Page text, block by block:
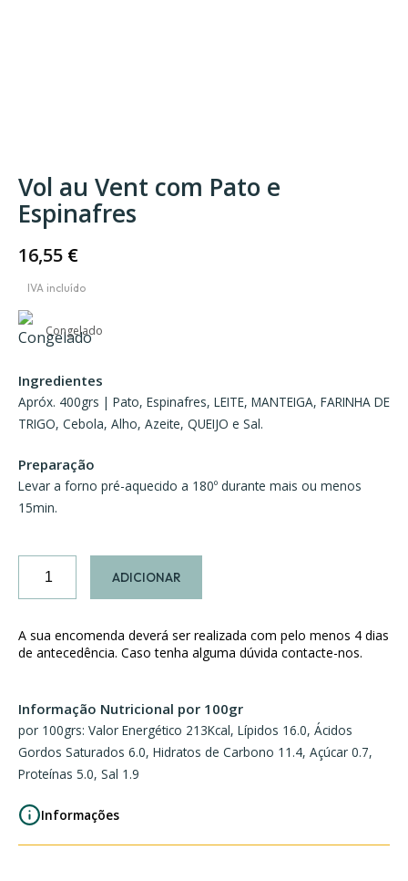
Vol au Vent com Pato e
Espinafres
16,55 €
Congelado
Ingredientes
Apróx. 400grs | Pato, Espinafres, LEITE, MANTEIGA, FARINHA DE
TRIGO, Cebola, Alho, Azeite, QUEIJO e Sal.
Preparação
Levar a forno pré-aquecido a 180º durante mais ou menos
15min.
au
Vent
e
Espinafres
ADICIONAR
A sua encomenda deverá ser realizada com pelo menos 4 dias
de antecedência. Caso tenha alguma dúvida contacte-nos.
Informação Nutricional por 100gr
por 100grs: Valor Energético 213Kcal, Lípidos 16.0, Ácidos
Gordos Saturados 6.0, Hidratos de Carbono 11.4, Açúcar 0.7,
Proteínas 5.0, Sal 1.9
Informações